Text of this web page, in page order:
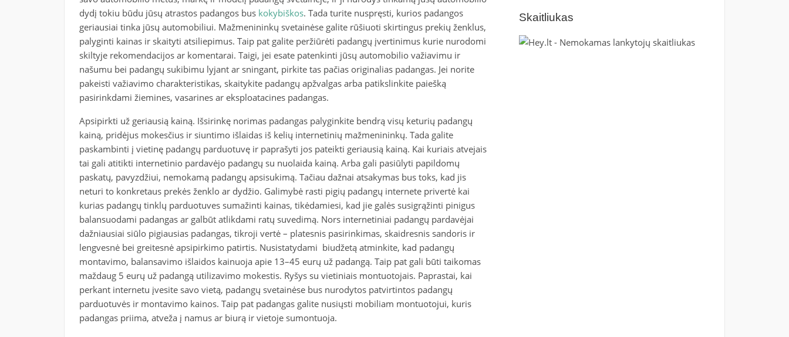
dydį tokiu būdu jūsų atrastos padangos bus kokybiškos. Tada turite nuspręsti, kurios padangos
geriausiai tinka jūsų automobiliui. Mažmenininkų svetainėse galite rūšiuoti skirtingus prekių ženklus,
palyginti kainas ir skaityti atsiliepimus. Taip pat galite peržiūrėti padangų įvertinimus kurie nurodomi
skiltyje rekomendacijos ar komentarai. Taigi, jei esate patenkinti jūsų automobilio važiavimu ir
našumu bei padangų sukibimu lyjant ar sningant, pirkite tas pačias originalias padangas. Jei norite
pakeisti važiavimo charakteristikas, skaitykite padangų apžvalgas arba patikslinkite paiešką
pasirinkdami žiemines, vasarines ar eksploatacines padangas.
Apsipirkti už geriausią kainą. Išsirinkę norimas padangas palyginkite bendrą visų keturių padangų
kainą, pridėjus mokesčius ir siuntimo išlaidas iš kelių internetinių mažmenininkų. Tada galite
paskambinti į vietinę padangų parduotuvę ir paprašyti jos pateikti geriausią kainą. Kai kuriais atvejais
tai gali atitikti internetinio pardavėjo padangų su nuolaida kainą. Arba gali pasiūlyti papildomų
paskatų, pavyzdžiui, nemokamą padangų apsisukimą. Tačiau dažnai atsakymas bus toks, kad jis
neturi to konkretaus prekės ženklo ar dydžio. Galimybė rasti pigių padangų internete privertė kai
kurias padangų tinklų parduotuves sumažinti kainas, tikėdamiesi, kad jie galės susigrąžinti pinigus
balansuodami padangas ar galbūt atlikdami ratų suvedimą. Nors internetiniai padangų pardavėjai
dažniausiai siūlo pigiausias padangas, tikroji vertė – platesnis pasirinkimas, skaidresnis sandoris ir
lengvesnė bei greitesnė apsipirkimo patirtis. Nusistatydami biudžetą atminkite, kad padangų
montavimo, balansavimo išlaidos kainuoja apie 13–45 eurų už padangą. Taip pat gali būti taikomas
maždaug 5 eurų už padangą utilizavimo mokestis. Ryšys su vietiniais montuotojais. Paprastai, kai
perkant internetu įvesite savo vietą, padangų svetainėse bus nurodytos patvirtintos padangų
parduotuvės ir montavimo kainos. Taip pat padangas galite nusiųsti mobiliam montuotojui, kuris
padangas priima, atveža į namus ar biurą ir vietoje sumontuoja.
Skaitliukas